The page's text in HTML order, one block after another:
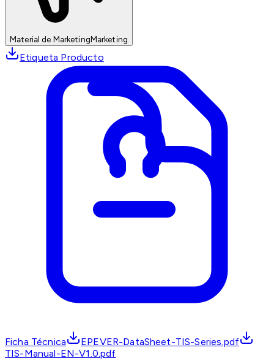
Material de MarketingMarketing
Etiqueta Producto
Ficha Técnica
EPEVER-DataSheet-TIS-Series.pdf
TIS-Manual-EN-V1.0.pdf